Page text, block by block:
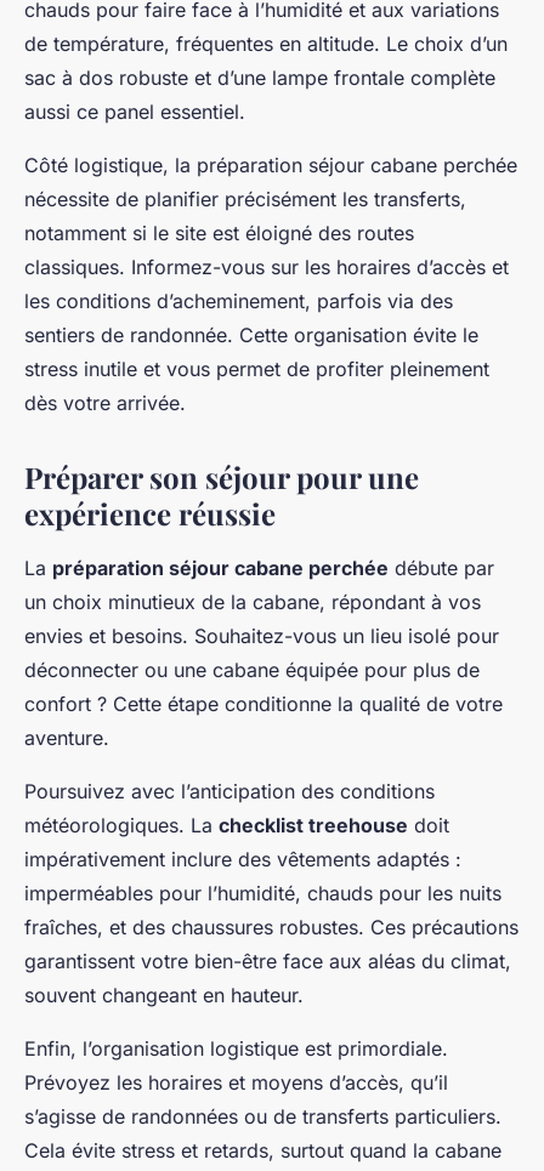
chauds pour faire face à l’humidité et aux variations
de température, fréquentes en altitude. Le choix d’un
sac à dos robuste et d’une lampe frontale complète
aussi ce panel essentiel.
Côté logistique, la préparation séjour cabane perchée
nécessite de planifier précisément les transferts,
notamment si le site est éloigné des routes
classiques. Informez-vous sur les horaires d’accès et
les conditions d’acheminement, parfois via des
sentiers de randonnée. Cette organisation évite le
stress inutile et vous permet de profiter pleinement
dès votre arrivée.
Préparer son séjour pour une
expérience réussie
La préparation séjour cabane perchée débute par
un choix minutieux de la cabane, répondant à vos
envies et besoins. Souhaitez-vous un lieu isolé pour
déconnecter ou une cabane équipée pour plus de
confort ? Cette étape conditionne la qualité de votre
aventure.
Poursuivez avec l’anticipation des conditions
météorologiques. La checklist treehouse doit
impérativement inclure des vêtements adaptés :
imperméables pour l’humidité, chauds pour les nuits
fraîches, et des chaussures robustes. Ces précautions
garantissent votre bien-être face aux aléas du climat,
souvent changeant en hauteur.
Enfin, l’organisation logistique est primordiale.
Prévoyez les horaires et moyens d’accès, qu’il
s’agisse de randonnées ou de transferts particuliers.
Cela évite stress et retards, surtout quand la cabane